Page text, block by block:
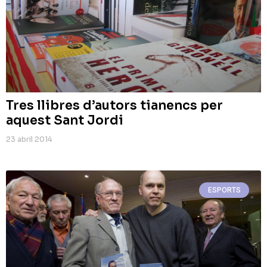
Tres llibres d’autors tianencs per
aquest Sant Jordi
23 abril 2014
ESPORTS